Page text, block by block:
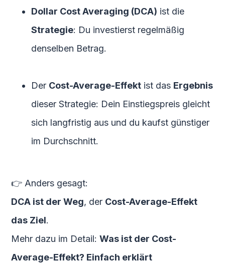
Dollar Cost Averaging (DCA) ist die
Strategie: Du investierst regelmäßig
denselben Betrag.
Der Cost-Average-Effekt ist das Ergebnis
dieser Strategie: Dein Einstiegspreis gleicht
sich langfristig aus und du kaufst günstiger
im Durchschnitt.
👉 Anders gesagt:
DCA ist der Weg, der Cost-Average-Effekt
das Ziel.
Mehr dazu im Detail:Was ist der Cost-
Average-Effekt? Einfach erklärt